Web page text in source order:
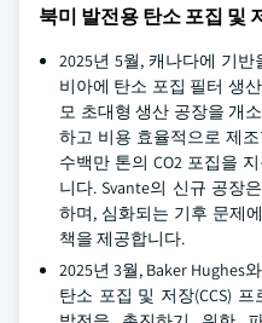
북미 발전용 탄소 포집 및
2025년 5월, 캐나다에 기반
비아에 탄소 포집 필터 생
모 초대형 생산 공장을 개
하고 비용 효율적으로 제
수백만 톤의 CO2 포집을
니다. Svante의 신규 공장
하며, 심화되는 기후 문제
책을 제공합니다.
2025년 3월, Baker Hughes
탄소 포집 및 저장(CCS)